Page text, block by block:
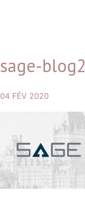
sage-blog2
04 FÉV 2020